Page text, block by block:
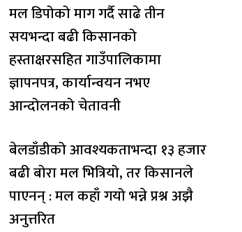
मल डिपोको माग गर्दै साढे तीन
सयभन्दा बढी किसानको
हस्ताक्षरसहित गाउँपालिकामा
ज्ञापनपत्र, कार्यान्वयन नभए
आन्दोलनको चेतावनी
बेलडाँडीको आवश्यकताभन्दा १३ हजार
बढी बोरा मल भित्रियो, तर किसानले
पाएनन् : मल कहाँ गयो भन्ने प्रश्न अझै
अनुत्तरित